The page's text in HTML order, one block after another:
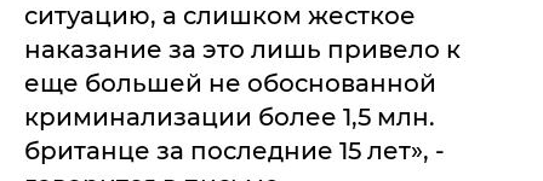
ситуацию, а слишком жесткое
наказание за это лишь привело к
еще большей не обоснованной
криминализации более 1,5 млн.
британце за последние 15 лет», -